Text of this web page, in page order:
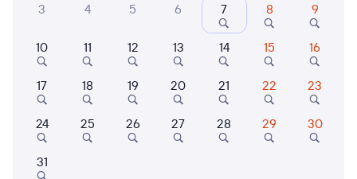
3 4 5 6 7 8 9
10 11 12 13 14 15 16
17 18 19 20 21 22 23
24 25 26 27 28 29 30
31